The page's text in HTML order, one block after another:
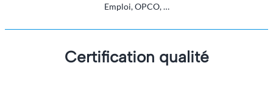
Emploi, OPCO, …
Certification qualité